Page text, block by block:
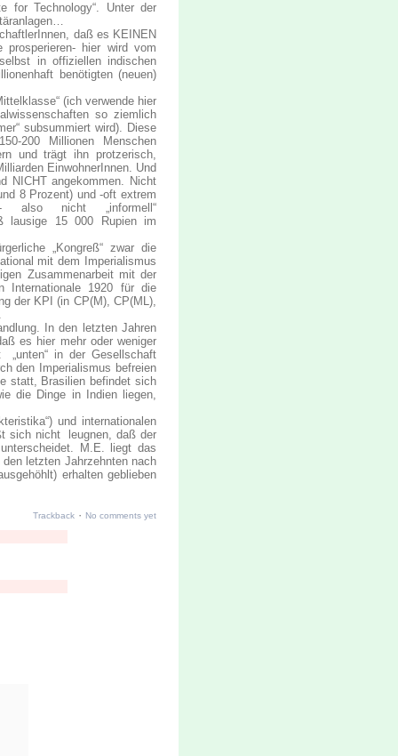
for Technology“. Unter der
daß es KEINEN
hier wird vom
in offiziellen indischen
benötigten (neuen)
(ich verwende hier
so ziemlich
subsummiert wird). Diese
200 Millionen Menschen
und trägt ihn protzerisch,
EinwohnerInnen. Und
NICHT angekommen. Nicht
8 Prozent) und -oft extrem
also nicht „informell“
lausige 15 000 Rupien im
„Kongreß“ zwar die
mit dem Imperialismus
Zusammenarbeit mit der
Internationale 1920 für die
der KPI (in CP(M), CP(ML),
In den letzten Jahren
es hier mehr oder weniger
„unten“ in der Gesellschaft
den Imperialismus befreien
statt, Brasilien befindet sich
die Dinge in Indien liegen,
und internationalen
sich nicht leugnen, daß der
M.E. liegt das
letzten Jahrzehnten nach
erhalten geblieben
Trackback · No comments yet